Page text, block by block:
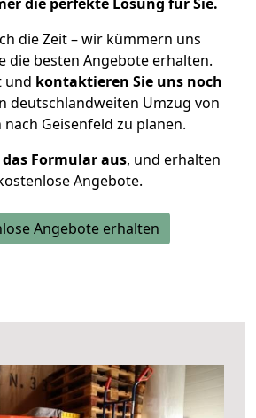
die Zeit – wir kümmern uns
die besten Angebote erhalten.
und kontaktieren Sie uns noch
deutschlandweiten Umzug von
Geisenfeld zu planen.
Formular aus, und erhalten
Angebote.
Angebote erhalten